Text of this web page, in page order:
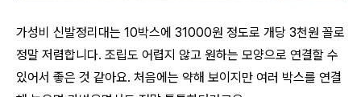
가성비 신발정리대는 10박스에 31000원 정도로 개당 3천원 꼴로
정말 저렴합니다. 조립도 어렵지 않고 원하는 모양으로 연결할 수
있어서 좋은 것 같아요. 처음에는 약해 보이지만 여러 박스를 연결